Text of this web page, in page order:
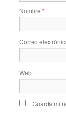
Nombre *
Correo
Web
Guarda mi